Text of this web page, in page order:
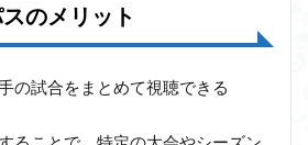
スのメリット
の試合をまとめて視聴できる